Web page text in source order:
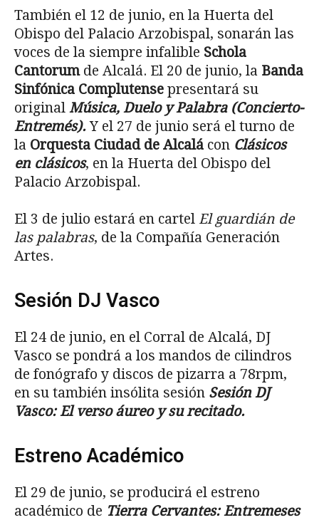
También el 12 de junio, en la Huerta del
Obispo del Palacio Arzobispal, sonarán las
voces de la siempre infalible Schola
Cantorumde Alcalá. El 20 de junio, la Banda
Sinfónica Complutense presentará su
original Música, Duelo y Palabra (Concierto-
Entremés). Y el 27 de junio será el turno de
la Orquesta Ciudad de Alcalá con Clásicos
en clásicos, en la Huerta del Obispo del
Palacio Arzobispal.
El 3 de julio estará en cartel El guardián de
las palabras, de la Compañía Generación
Artes.
Sesión DJ Vasco
El 24 de junio, en el Corral de Alcalá, DJ
Vasco se pondrá a los mandos de cilindros
de fonógrafo y discos de pizarra a 78rpm,
en su también insólita sesión Sesión DJ
Vasco: El verso áureo y su recitado.
Estreno Académico
El 29 de junio, se producirá el estreno
académico de Tierra Cervantes: Entremeses